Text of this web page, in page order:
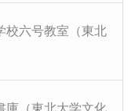
校六号教室（東北